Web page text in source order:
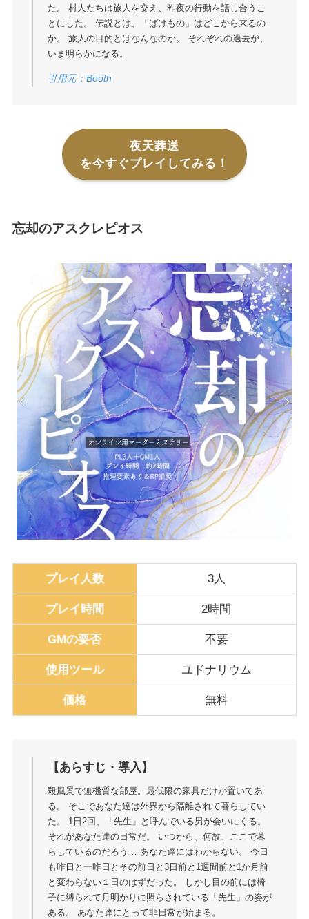
た。 村人たちは旅人を交え、昨夜の行動を話し合うこ
とにした。 伝説とは、「ばけもの」はどこから来るの
か。 旅人の目的とはなんなのか。 それぞれの過去が、
いま明らかになる。
引用元：Booth
夜天葬送
を今すぐプレイしてみる！
忘却のアスクレピオス
プレイ人数 3人
プレイ時間 2時間
GMの要否 不要
使用ツール ユドナリウム
価格 無料
【あらすじ・導入 】
殺風景で無機質な部屋。最低限の家具だけが置いてあ
る。 そこであなた達は外界から隔離されて暮らしてい
た。 1日2回、「先生」と呼んでいる男が会いにくる。
それがあなた達の日常だ。 いつから、何故、ここで暮
らしているのだろう… あなた達にはわからない。 今日
も昨日と一昨日とその前日と3日前と1週間前と1か月前
と変わらない１日のはずだった。 しかし目の前には椅
子に縛られて月明かりに照らされている「先生」の姿が
ある。 あなた達にとって非日常が始まる。